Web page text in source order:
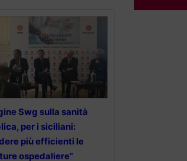
Swg sulla sanità
per i siciliani:
più efficienti le
ospedaliere”